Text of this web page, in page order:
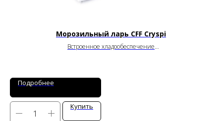
Морозильный ларь CFF Cryspi
Встроенное хладообеспечение
Высота: 925 мм
Подробнее
Купить